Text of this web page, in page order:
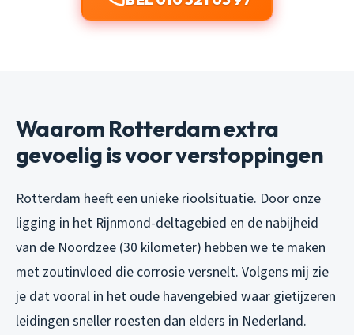
Waarom Rotterdam extra
gevoelig is voor verstoppingen
Rotterdam heeft een unieke rioolsituatie. Door onze
ligging in het Rijnmond-deltagebied en de nabijheid
van de Noordzee (30 kilometer) hebben we te maken
met zoutinvloed die corrosie versnelt. Volgens mij zie
je dat vooral in het oude havengebied waar gietijzeren
leidingen sneller roesten dan elders in Nederland.